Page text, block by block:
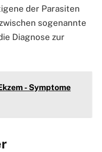
der Parasiten
sogenannte
Diagnose zur
- Symptome